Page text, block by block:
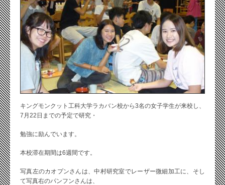
キングモンクット工科大学ラカバン校から3名の女子学生が来校し、
7月22日までの予定で研究・
勉強に励んでいます。
本校滞在期間は6週間です。
写真左のカオプンさんは、中村研究室でレーザー微細加工に、そし
て写真右のパンフンさんは、